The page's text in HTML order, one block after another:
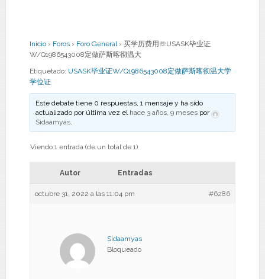
Inicio › Foros › Foro General › 买学历费用☏USASK毕业证
W/Q1986543008定做萨斯喀彻温大
Etiquetado: USASK毕业证W/Q1986543008定做萨斯喀彻温大学
学位证
Este debate tiene 0 respuestas, 1 mensaje y ha sido
actualizado por última vez el hace 3 años, 9 meses por
Sidaamyas.
Viendo 1 entrada (de un total de 1)
Autor Entradas
octubre 31, 2022 a las 11:04 pm #6286
Sidaamyas
Bloqueado